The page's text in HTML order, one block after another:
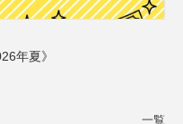
年夏》
一覧